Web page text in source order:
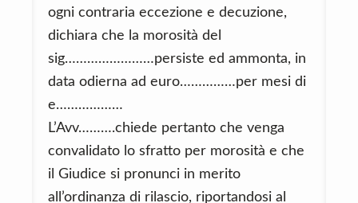
ogni contraria eccezione e decuzione,
dichiara che la morosità del
sig……………………persiste ed ammonta, in
data odierna ad euro……………per mesi di
e………………
L’Avv……….chiede pertanto che venga
convalidato lo sfratto per morosità e che
il Giudice si pronunci in merito
all’ordinanza di rilascio, riportandosi al